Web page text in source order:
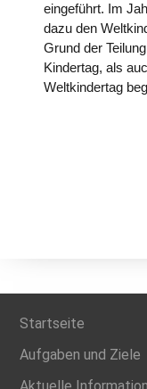
eingeführt. Im
dazu den
Grund der
Kindertag, als
Weltkindertag
Startseite
Aufgaben und Ziele